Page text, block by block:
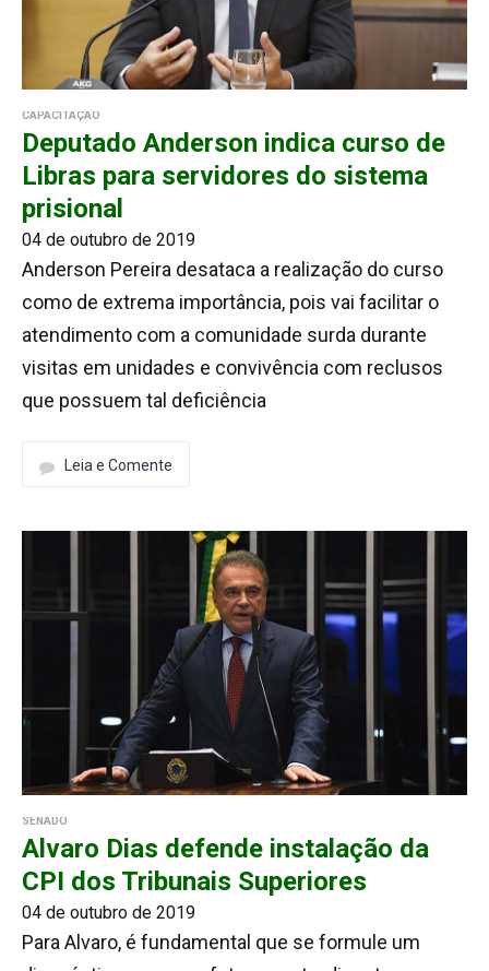
CAPACITAÇÃO
Deputado Anderson indica curso de
Libras para servidores do sistema
prisional
04 de outubro de 2019
Anderson Pereira desataca a realização do curso
como de extrema importância, pois vai facilitar o
atendimento com a comunidade surda durante
visitas em unidades e convivência com reclusos
que possuem tal deficiência
Leia e Comente
SENADO
Alvaro Dias defende instalação da
CPI dos Tribunais Superiores
04 de outubro de 2019
Para Alvaro, é fundamental que se formule um